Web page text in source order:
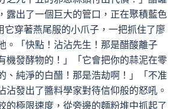
露出了一個巨大的管口，正在聚積藍色
穿著燕尾服的小爪子，一把抓住了廖
。「快點！沾沾先生！那是醋酸離子
機發酵物的！」「它會把你的蒜泥在零
、純淨的白醋！那是浩劫啊！」「不准
沾發出了醬料學家對待信仰般的怒吼。
的極限速度，從旁邊的麵粉堆中抓起了